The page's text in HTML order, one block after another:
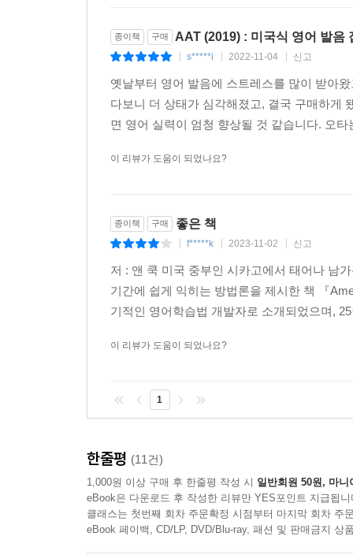
종이책 구매 AAT (2019) : 미국식 영어 발음
s*****i 2022-11-04 신고
옛날부터 영어 발음에 스트레스를 많이 받아
다보니 더 상태가 심각해졌고, 결국 구매하게
면 영어 실력이 엄청 향상될 것 같습니다. 오
이 리뷰가 도움이 되었나요?
종이책 구매 좋은 책
f*****k 2023-11-02 신고
저 : 앤 쿡 미국 중부인 시카고에서 태어나 남
기간에 쉽게 익히는 방법론을 제시한 책 『
기적인 영어학습법 개발자로 소개되었으며,
이 리뷰가 도움이 되었나요?
1
한줄평 (11건)
1,000원 이상 구매 후 한줄평 작성 시 일반회원 50원, 마니
eBook은 다운로드 후 작성한 리뷰만 YES포인트 지급됩니
클래스는 첫번째 회차 주문확정 시점부터 마지막 회차 주
eBook 페이백, CD/LP, DVD/Blu-ray, 패션 및 판매금지 상